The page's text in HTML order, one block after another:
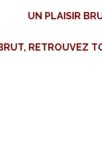
UN PLAISIR
RETROUVEZ